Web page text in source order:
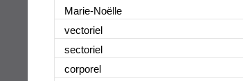
Marie-Noëlle
vectoriel
sectoriel
corporel